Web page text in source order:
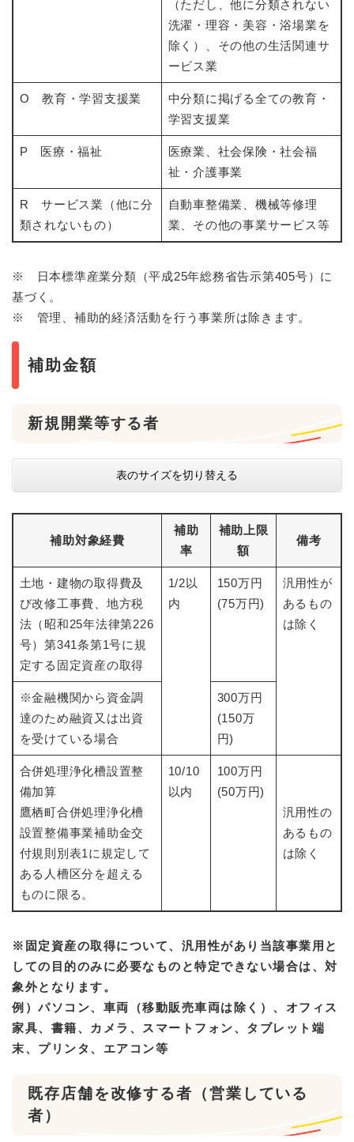
（ただし、他に分類されない
洗濯・理容・美容・浴場業を
除く）、その他の生活関連サ
ービス業
O 教育・学習支援業
中分類に掲げる全ての教育・
学習支援業
P 医療・福祉
医療業、社会保険・社会福
祉・介護事業
R サービス業（他に分
類されないもの）
自動車整備業、機械等修理
業、その他の事業サービス等
※ 日本標準産業分類（平成25年総務省告示第405号）に
基づく。
※ 管理、補助的経済活動を行う事業所は除きます。
補助金額
新規開業等する者
表のサイズを切り替える
補助対象経費
補助
率
補助上限
額
備考
土地・建物の取得費及
び改修工事費、地方税
法（昭和25年法律第226
号）第341条第1号に規
定する固定資産の取得
1/2以
内
150万円
(75万円)
汎用性が
あるもの
は除く
※金融機関から資金調
達のため融資又は出資
を受けている場合
300万円
(150万
円)
合併処理浄化槽設置整
備加算
鷹栖町合併処理浄化槽
設置整備事業補助金交
付規則別表1に規定して
ある人槽区分を超える
ものに限る。
10/10
以内
100万円
(50万円)
汎用性の
あるもの
は除く
※固定資産の取得について、汎用性があり当該事業用と
しての目的のみに必要なものと特定できない場合は、対
象外となります。
例）パソコン、車両（移動販売車両は除く）、オフィス
家具、書籍、カメラ、スマートフォン、タブレット端
末、プリンタ、エアコン等
既存店舗を改修する者（営業している
者）